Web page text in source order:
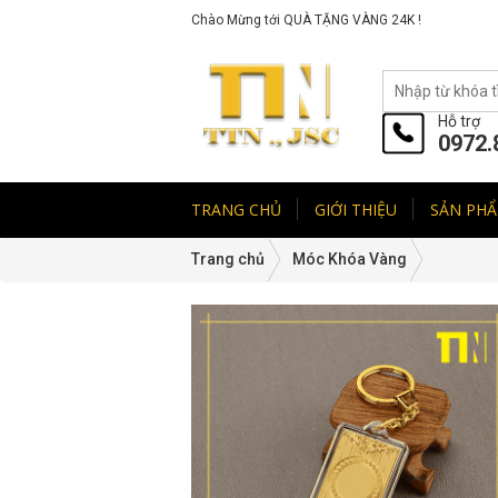
Chào Mừng tới QUÀ TẶNG VÀNG 24K !
Hỗ trợ
TRANG CHỦ GIỚI THIỆU SẢN
Trang chủ Móc Khóa Vàng